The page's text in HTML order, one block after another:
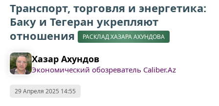
Транспорт, торговля и энергетика:
Баку и Тегеран укрепляют
отношения
РАСКЛАД ХАЗАРА АХУНДОВА
Хазар Ахундов
Экономический обозреватель Caliber.Az
29 Апреля 2025 14:55